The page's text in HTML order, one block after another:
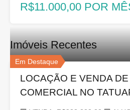
R$11.000,00 POR
Imóveis Recentes
Em Destaque
LOCAÇÃO E VENDA
COMERCIAL NO